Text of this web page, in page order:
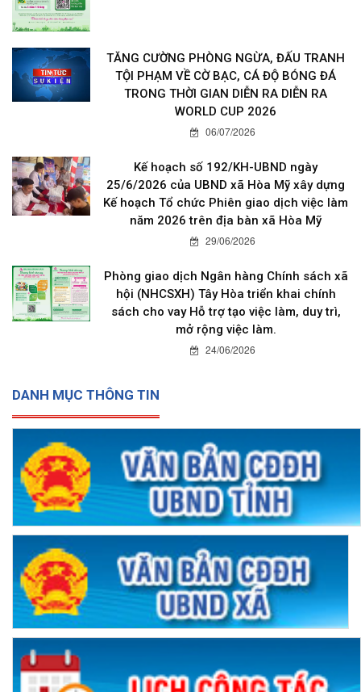
TĂNG CƯỜNG PHÒNG NGỪA, ĐẤU TRANH
TỘI PHẠM VỀ CỜ BẠC, CÁ ĐỘ BÓNG ĐÁ
TRONG THỜI GIAN DIỄN RA DIỄN RA
WORLD CUP 2026
06/07/2026
Kế hoạch số 192/KH-UBND ngày
25/6/2026 của UBND xã Hòa Mỹ xây dựng
Kế hoạch Tổ chức Phiên giao dịch việc làm
năm 2026 trên địa bàn xã Hòa Mỹ
29/06/2026
Phòng giao dịch Ngân hàng Chính sách xã
hội (NHCSXH) Tây Hòa triển khai chính
sách cho vay Hỗ trợ tạo việc làm, duy trì,
mở rộng việc làm.
24/06/2026
DANH MỤC THÔNG TIN